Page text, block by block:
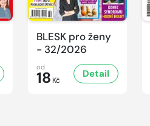
BLESK pro ženy
- 32/2026
od
18 Kč
Detail